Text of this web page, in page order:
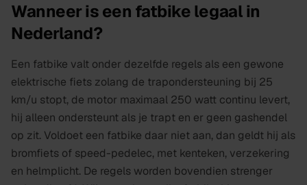
Wanneer is een fatbike legaal in
Nederland?
Een fatbike valt onder dezelfde regels als een gewone
elektrische fiets zolang de trapondersteuning bij 25
km/u stopt, de motor maximaal 250 watt continu levert,
hij alleen ondersteunt als je trapt en er geen gashendel
op zit. Voldoet een fatbike daar niet aan, dan geldt hij als
bromfiets of speed-pedelec, met kenteken, verzekering
en helmplicht. De regels worden bovendien strenger